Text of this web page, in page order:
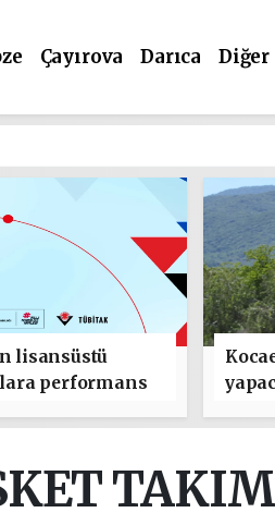
Çayırova Darıca Diğer
lisansüstü
performans